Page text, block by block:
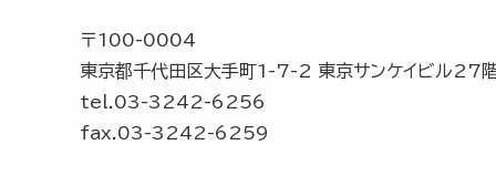
〒100-0004
東京都千代田区大手町1-7-2 東京サンケイビル27
tel.03-3242-6256
fax.03-3242-6259